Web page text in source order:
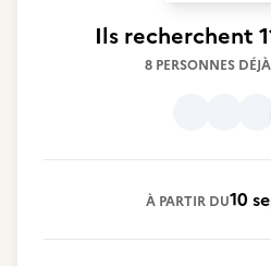
Ils recherchent
8 PERSONNES
À PARTIR DU10